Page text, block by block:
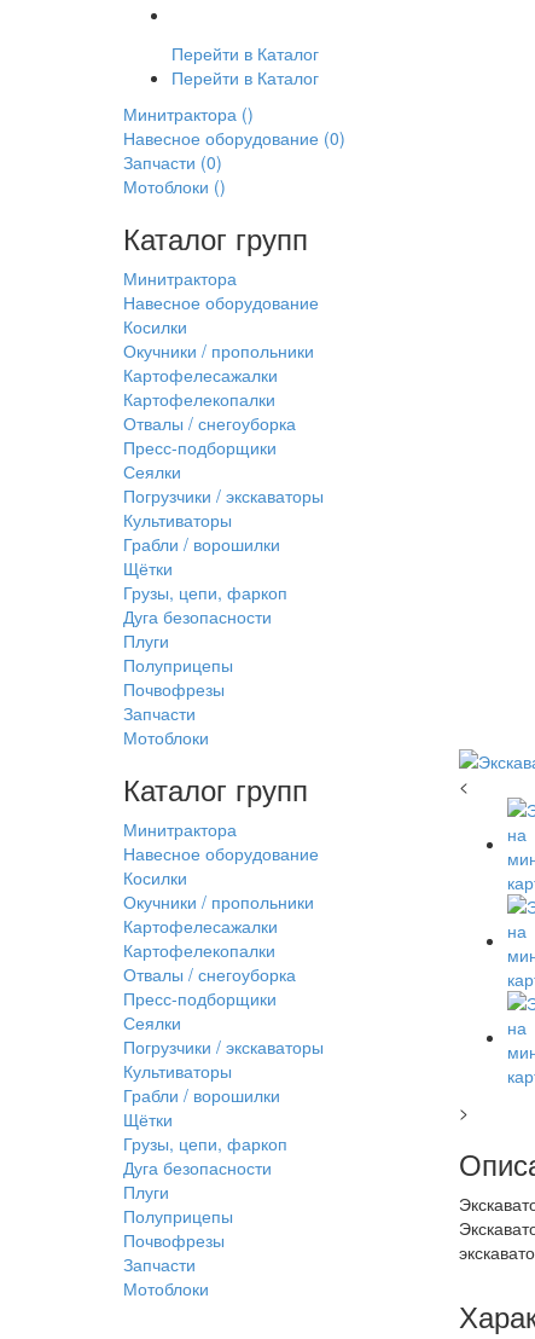
Перейти в Каталог
Перейти в Каталог
Минитрактора ()
Навесное оборудование (0)
Запчасти (0)
Мотоблоки ()
Каталог групп
Минитрактора
Навесное оборудование
Косилки
Окучники / пропольники
Картофелесажалки
Картофелекопалки
Отвалы / снегоуборка
Пресс-подборщики
Сеялки
Погрузчики / экскаваторы
Культиваторы
Грабли / ворошилки
Щётки
Грузы, цепи, фаркоп
Дуга безопасности
Плуги
Полуприцепы
Почвофрезы
Запчасти
Мотоблоки
Каталог групп
Минитрактора
Навесное оборудование
Косилки
Окучники / пропольники
Картофелесажалки
Картофелекопалки
Отвалы / снегоуборка
Пресс-подборщики
Сеялки
Погрузчики / экскаваторы
Культиваторы
Грабли / ворошилки
Щётки
Грузы, цепи, фаркоп
Дуга безопасности
Плуги
Полуприцепы
Почвофрезы
Запчасти
Мотоблоки
<
>